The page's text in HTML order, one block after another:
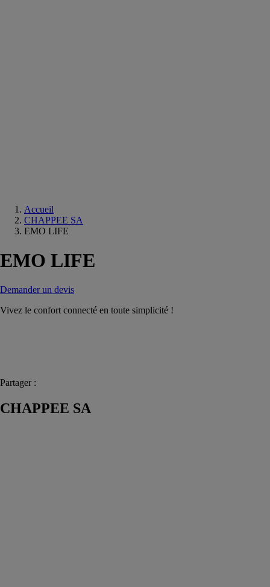
Accueil
CHAPPEE SA
EMO LIFE
EMO LIFE
Demander un devis
Vivez le confort connecté en toute simplicité !
Partager :
CHAPPEE SA